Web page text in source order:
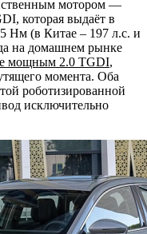
мотором —
которая выдаёт в
Нм (в Китае – 197 л.с. и
на домашнем рынке
мощным 2.0 TGDI,
момента. Оба
роботизированной
исключительно